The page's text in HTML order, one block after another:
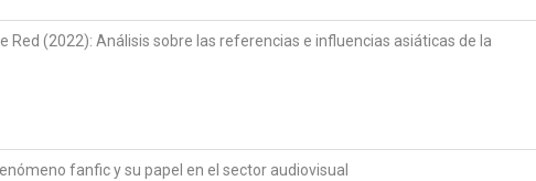
Red (2022): Análisis sobre las referencias e influencias asiáticas de la
fanfic y su papel en el sector audiovisual